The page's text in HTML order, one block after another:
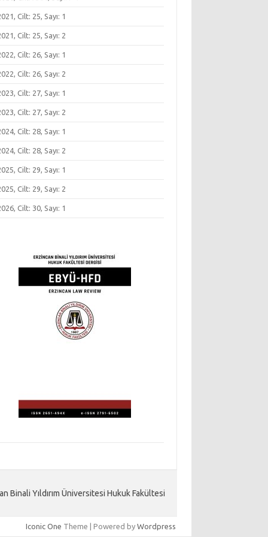
Cilt: 25, Sayı: 1
Cilt: 25, Sayı: 2
Cilt: 26, Sayı: 1
Cilt: 26, Sayı: 2
Cilt: 27, Sayı: 1
Cilt: 27, Sayı: 2
Cilt: 28, Sayı: 1
Cilt: 28, Sayı: 2
Cilt: 29, Sayı: 1
Cilt: 29, Sayı: 2
Cilt: 30, Sayı: 1
Binali Yıldırım Üniversitesi Hukuk Fakültesi
Iconic One Theme | Powered by Wordpress